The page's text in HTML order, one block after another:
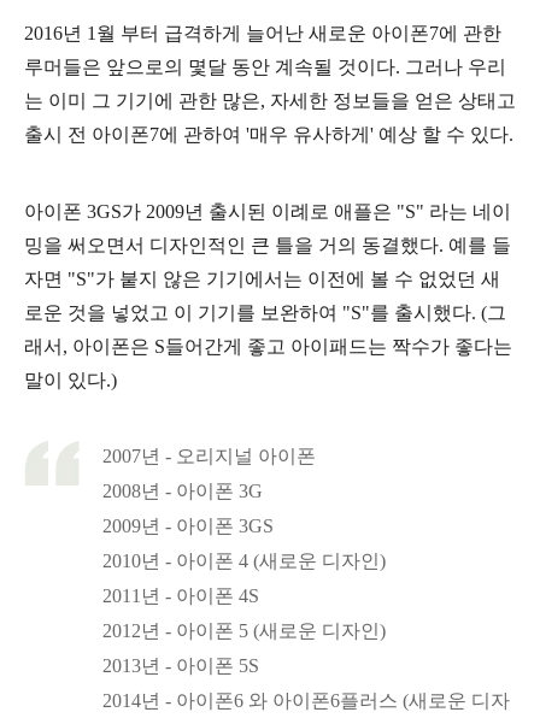
2016년 1월 부터 급격하게 늘어난 새로운 아이폰7에 관한
루머들은 앞으로의 몇달 동안 계속될 것이다. 그러나 우리
는 이미 그 기기에 관한 많은, 자세한 정보들을 얻은 상태고
출시 전 아이폰7에 관하여 '매우 유사하게' 예상 할 수 있다.
아이폰 3GS가 2009년 출시된 이례로 애플은 "S" 라는 네이
밍을 써오면서 디자인적인 큰 틀을 거의 동결했다. 예를 들
자면 "S"가 붙지 않은 기기에서는 이전에 볼 수 없었던 새
로운 것을 넣었고 이 기기를 보완하여 "S"를 출시했다. (그
래서, 아이폰은 S들어간게 좋고 아이패드는 짝수가 좋다는
말이 있다.)
2007년 - 오리지널 아이폰
2008년 - 아이폰 3G
2009년 - 아이폰 3GS
2010년 - 아이폰 4 (새로운 디자인)
2011년 - 아이폰 4S
2012년 - 아이폰 5 (새로운 디자인)
2013년 - 아이폰 5S
2014년 - 아이폰6 와 아이폰6플러스 (새로운 디자